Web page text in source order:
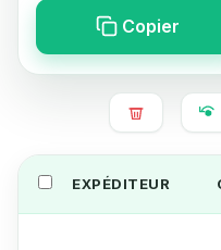
Copier
EXPÉDITEUR